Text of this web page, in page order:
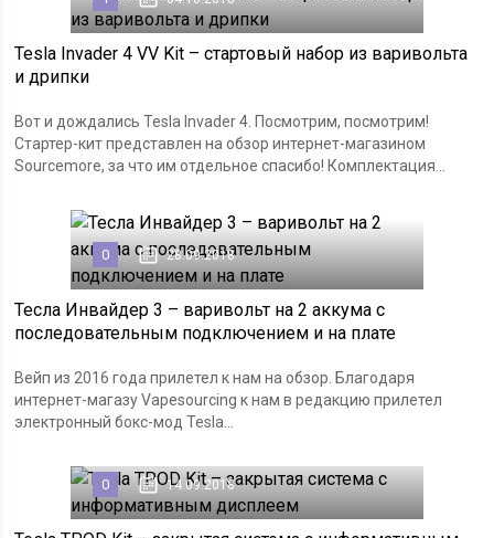
Tesla Invader 4 VV Kit – стартовый набор из варивольта
и дрипки
Вот и дождались Tesla Invader 4. Посмотрим, посмотрим!
Стартер-кит представлен на обзор интернет-магазином
Sourcemore, за что им отдельное спасибо! Комплектация...
0 28.09.2018
Тесла Инвайдер 3 – варивольт на 2 аккума с
последовательным подключением и на плате
Вейп из 2016 года прилетел к нам на обзор. Благодаря
интернет-магазу Vapesourcing к нам в редакцию прилетел
электронный бокс-мод Tesla...
0 14.09.2018